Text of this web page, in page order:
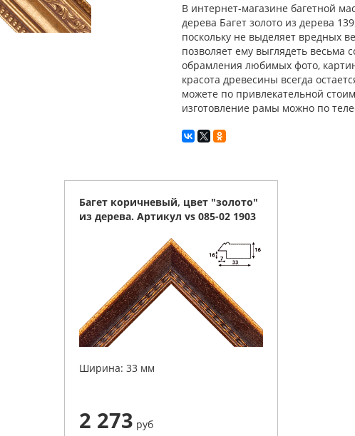
В интернет-магазине багетной
дерева Багет золото из дерева
поскольку не выделяет вредных
позволяет ему выглядеть весьма
обрамления любимых фото,
красота древесины всегда
можете по привлекательной
изготовление рамы можно по
Багет коричневый, цвет "золото"
из дерева. Артикул vs 085-02 1903
Ширина: 33 мм
2 273 руб